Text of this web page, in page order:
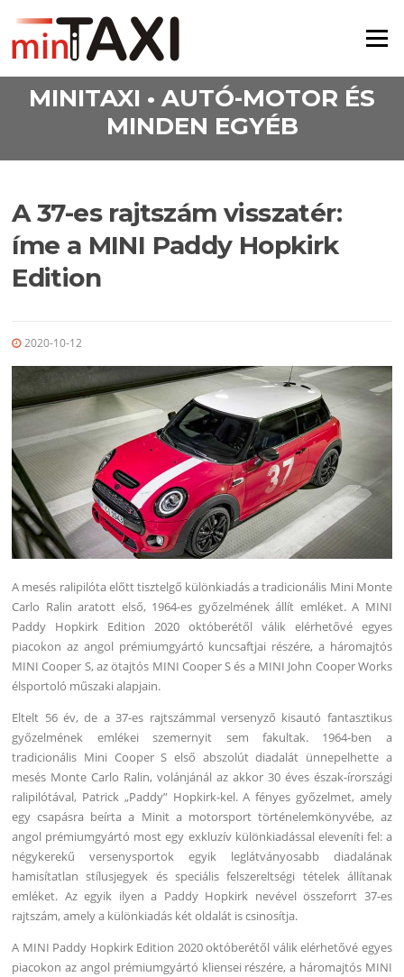
Menü
MINITAXI • AUTÓ-MOTOR ÉS
MINDEN EGYÉB
A 37-es rajtszám visszatér:
íme a MINI Paddy Hopkirk
Edition
2020-10-12
A mesés ralipilóta előtt tisztelgő különkiadás a tradicionális Mini Monte
Carlo Ralin aratott első, 1964-es győzelmének állít emléket. A MINI
Paddy Hopkirk Edition 2020 októberétől válik elérhetővé egyes
piacokon az angol prémiumgyártó kuncsaftjai részére, a háromajtós
MINI Cooper S, az ötajtós MINI Cooper S és a MINI John Cooper Works
élsportoló műszaki alapjain.
Eltelt 56 év, de a 37-es rajtszámmal versenyző kisautó fantasztikus
győzelmének emlékei szemernyit sem fakultak. 1964-ben a
tradicionális Mini Cooper S első abszolút diadalát ünnepelhette a
mesés Monte Carlo Ralin, volánjánál az akkor 30 éves észak-írországi
ralipilótával, Patrick „Paddy” Hopkirk-kel. A fényes győzelmet, amely
egy csapásra beírta a Minit a motorsport történelemkönyvébe, az
angol prémiumgyártó most egy exkluzív különkiadással eleveníti fel: a
négykerekű versenysportok egyik leglátványosabb diadalának
hamisítatlan stílusjegyek és speciális felszereltségi tételek állítanak
emléket. Az egyik ilyen a Paddy Hopkirk nevével összeforrt 37-es
rajtszám, amely a különkiadás két oldalát is csinosítja.
A MINI Paddy Hopkirk Edition 2020 októberétől válik elérhetővé egyes
piacokon az angol prémiumgyártó kliensei részére, a háromajtós MINI